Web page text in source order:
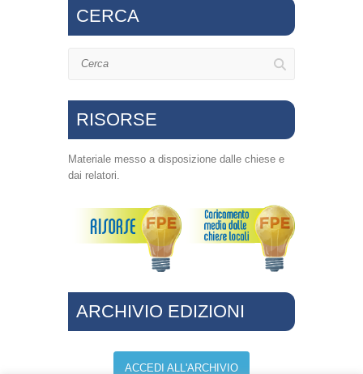
CERCA
RISORSE
Materiale messo a disposizione dalle chiese e
dai relatori.
ARCHIVIO EDIZIONI
ACCEDI ALL'ARCHIVIO